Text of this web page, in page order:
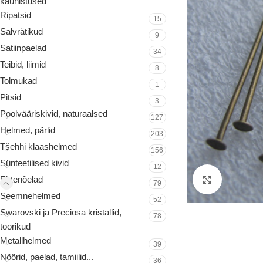
Ripatsid
15
Salvrätikud 9
Satiinpaelad 34
Teibid, liimid 8
Tolmukad 1
Pitsid 3
Poolvääriskivid, naturaalsed 127
Helmed, pärlid 203
Tšehhi klaashelmed 156
Sünteetilised kivid 12
Ehtenõelad 79
Seemnehelmed 52
Swarovski ja Preciosa kristallid,
toorikud
78
Metallhelmed 39
Nöörid, paelad, tamiilid... 36
Suurenda